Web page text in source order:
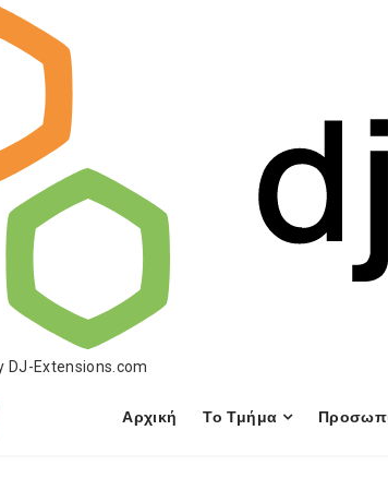
DJ-Extensions.com
Αρχική Το Τμήμα